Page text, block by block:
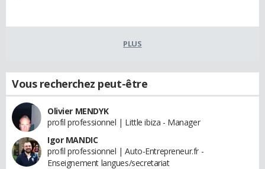
PLUS
Vous recherchez peut-être
Olivier MENDYK
profil professionnel | Little ibiza - Manager
Igor MANDIC
profil professionnel | Auto-Entrepreneur.fr -
Enseignement langues/secretariat